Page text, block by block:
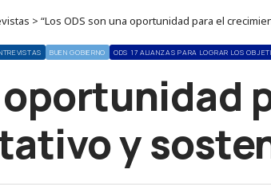
> “Los ODS son una oportunidad para el
BUEN GOBIERNO ODS 17 ALIANZAS PARA LOGRAR LOS
y